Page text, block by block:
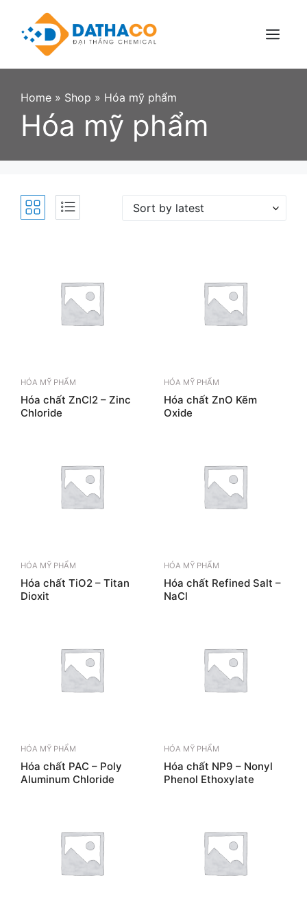
content
Menu
Home » Shop » Hóa mỹ phẩm
Hóa mỹ phẩm
HÓA MỸ PHẨM
Hóa chất ZnCl2 – Zinc
Chloride
HÓA MỸ PHẨM
Hóa chất ZnO Kẽm
Oxide
HÓA MỸ PHẨM
Hóa chất TiO2 – Titan
Dioxit
HÓA MỸ PHẨM
Hóa chất Refined Salt –
NaCl
HÓA MỸ PHẨM
Hóa chất PAC – Poly
Aluminum Chloride
HÓA MỸ PHẨM
Hóa chất NP9 – Nonyl
Phenol Ethoxylate